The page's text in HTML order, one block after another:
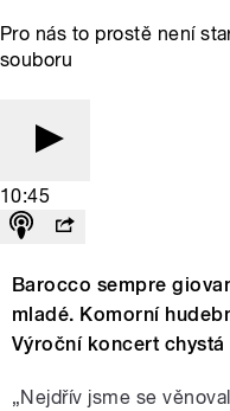
Pro nás to prostě není
souboru
10:45
Barocco sempre
mladé. Komorní
Výroční koncert chystá
„Nejdřív jsme se